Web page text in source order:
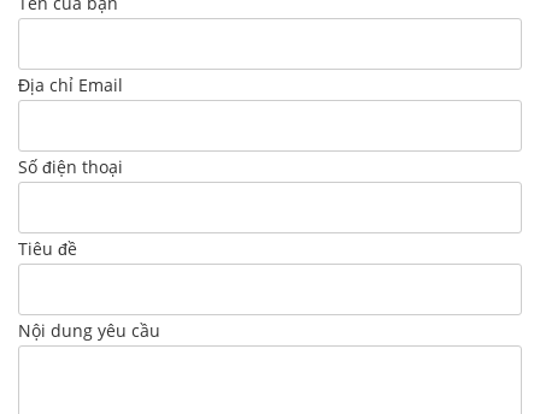
Địa chỉ Email
Số điện thoại
Tiêu đề
Nội dung yêu cầu